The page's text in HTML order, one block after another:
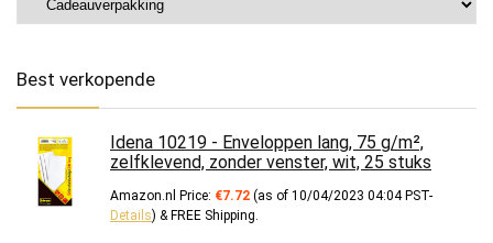
Best verkopende
Idena 10219 - Enveloppen lang, 75 g/m²,
zelfklevend, zonder venster, wit, 25 stuks
Amazon.nl Price: €7.72 (as of 10/04/2023 04:04 PST-
Details) & FREE Shipping.